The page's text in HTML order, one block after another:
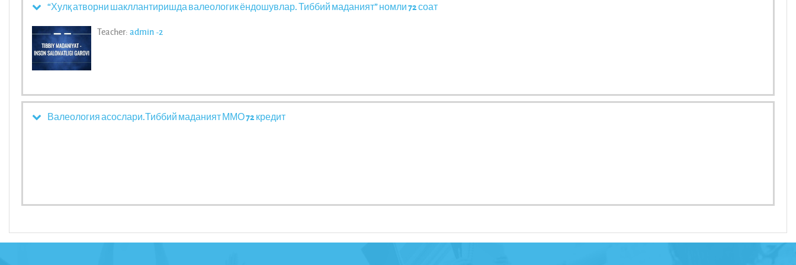
“Хулқ атворни шакллантиришда валеологик ёндошувлар. Тиббий маданият” номли 72 соат
Teacher: admin -2
Валеология асослари.Тиббий маданият ММО 72 кредит